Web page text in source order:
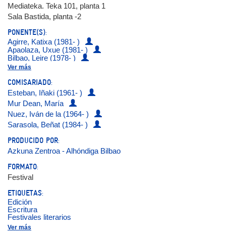
Mediateka. Teka 101, planta 1
Sala Bastida, planta -2
PONENTE(S):
Agirre, Katixa (1981- )
Apaolaza, Uxue (1981- )
Bilbao, Leire (1978- )
Boba, Abraham (1975- )
Gerediaga, Jon (1975- )
Guasch, Pol (1997- )
Hachemi, Munir (1989- )
Kovacsics, Adan (1953- )
Lertxundi, Anjel (1948- )
Martínez, Iñigo (1975- )
Narbaiza, Miren (1986- )
Navarro, Elvira (1978- )
Naverán, Isabel de (1976- )
Pop, Bob (1971- )
Pujadas, Irene (1990- )
Rivas, Manuel (1957- )
Rivera Garza, Cristina (1964- )
Tavares, Gonçalo M. (1970- )
Torres, Sara (1991- )
Villalobos, Juan Pablo (1973- )
Zaldua, Iban (1966- )
Ver más
COMISARIADO:
Esteban, Iñaki (1961- )
Mur Dean, María
Nuez, Iván de la (1964- )
Sarasola, Beñat (1984- )
PRODUCIDO POR:
Azkuna Zentroa - Alhóndiga Bilbao
FORMATO:
Festival
ETIQUETAS:
Edición
Escritura
Festivales literarios
Lectura
Literatura contemporánea
Ver más